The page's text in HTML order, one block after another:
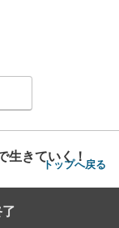
生きていく！
トップへ戻る